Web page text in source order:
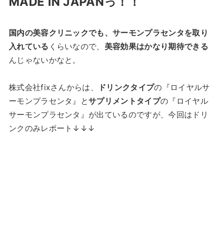
国内の美容クリニックでも、サーモンプラセンタを取り
入れている くらいなので、 美容効果はかなり期待できる
んじゃないかなと。
株式会社fixさんからは、 ドリンクタイプの『ロイヤルサ
ーモンプラセンタ』とサプリメントタイプの『ロイヤル
サーモンプラセンタ』が出ているのですが、今回はドリ
ンクのみレポート↓↓↓